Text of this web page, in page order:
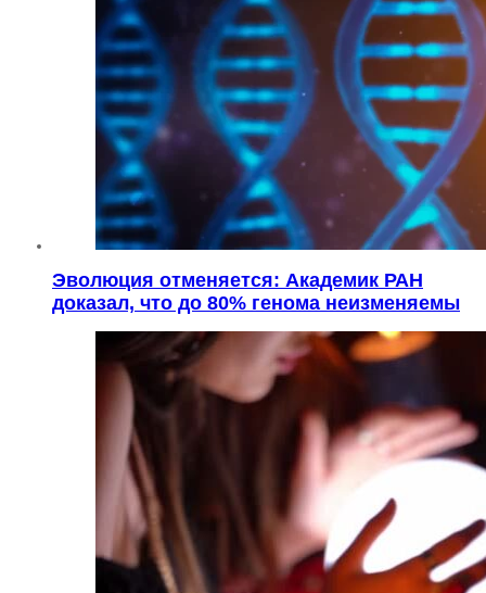
Эволюция отменяется: Академик РАН
доказал, что до 80% генома неизменяемы